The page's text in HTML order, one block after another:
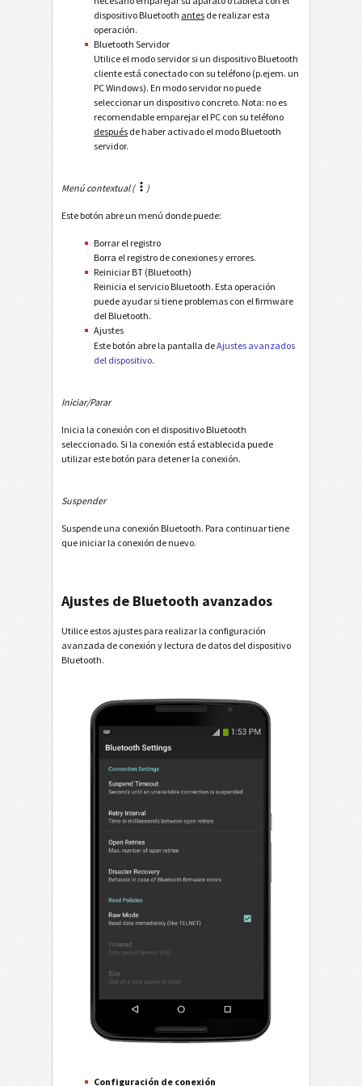
dispositivo Bluetooth antes de realizar esta
operación.
Bluetooth Servidor
Utilice el modo servidor si un dispositivo Bluetooth
cliente está conectado con su teléfono (p.ejem. un
PC Windows). En modo servidor no puede
seleccionar un dispositivo concreto. Nota: no es
recomendable emparejar el PC con su teléfono
después de haber activado el modo Bluetooth
servidor.
Menú contextual ( )
Este botón abre un menú donde puede:
Borrar el registro
Borra el registro de conexiones y errores.
Reiniciar BT (Bluetooth)
Reinicia el servicio Bluetooth. Esta operación
puede ayudar si tiene problemas con el firmware
del Bluetooth.
Ajustes
Este botón abre la pantalla deAjustes avanzados
del dispositivo.
Iniciar/Parar
Inicia la conexión con el dispositivo Bluetooth
seleccionado. Si la conexión está establecida puede
utilizar este botón para detener la conexión.
Suspender
Suspende una conexión Bluetooth. Para continuar tiene
que iniciar la conexión de nuevo.
Ajustes de Bluetooth avanzados
Utilice estos ajustes para realizar la configuración
avanzada de conexión y lectura de datos del dispositivo
Bluetooth.
Configuración de conexión